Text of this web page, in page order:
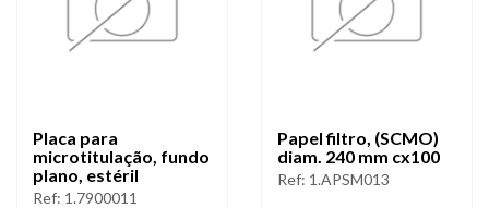
Placa para
microtitulação, fundo
plano, estéril
Ref: 1.7900011
Papel filtro, (SCMO)
diam. 240 mm cx100
Ref: 1.APSM013